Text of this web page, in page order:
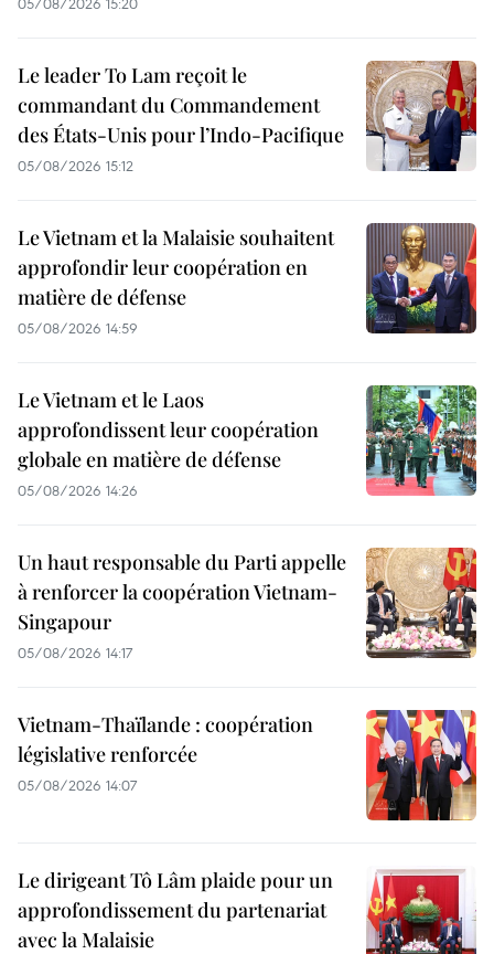
Le leader To Lam reçoit le
commandant du Commandement
des États-Unis pour l’Indo-Pacifique
05/08/2026 15:12
Le Vietnam et la Malaisie souhaitent
approfondir leur coopération en
matière de défense
05/08/2026 14:59
Le Vietnam et le Laos
approfondissent leur coopération
globale en matière de défense
05/08/2026 14:26
Un haut responsable du Parti appelle
à renforcer la coopération Vietnam-
Singapour
05/08/2026 14:17
Vietnam-Thaïlande : coopération
législative renforcée
05/08/2026 14:07
Le dirigeant Tô Lâm plaide pour un
approfondissement du partenariat
avec la Malaisie